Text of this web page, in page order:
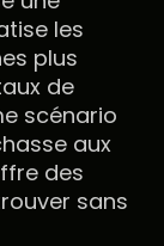
les
plus
de
scénario
aux
des
sans